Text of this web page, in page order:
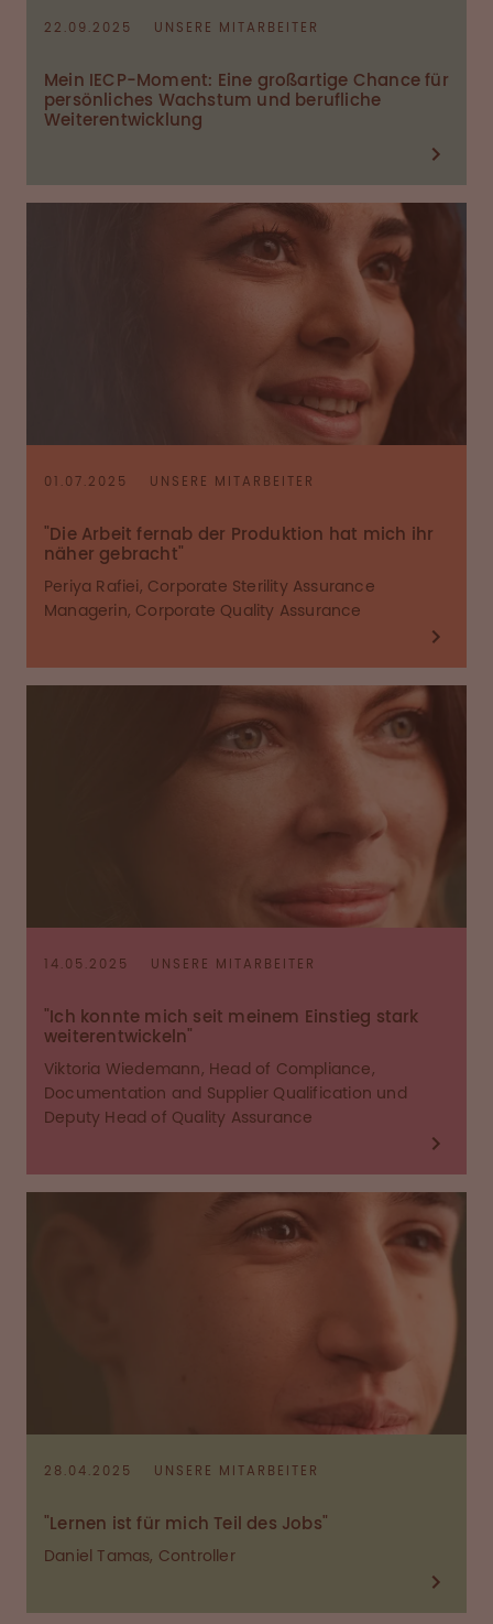
22.09.2025 UNSERE MITARBEITER
Mein IECP-Moment: Eine großartige Chance für
persönliches Wachstum und berufliche
Weiterentwicklung
01.07.2025 UNSERE MITARBEITER
"Die Arbeit fernab der Produktion hat mich ihr
näher gebracht"
Periya Rafiei, Corporate Sterility Assurance
Managerin, Corporate Quality Assurance
14.05.2025 UNSERE MITARBEITER
"Ich konnte mich seit meinem Einstieg stark
weiterentwickeln"
Viktoria Wiedemann, Head of Compliance,
Documentation and Supplier Qualification und
Deputy Head of Quality Assurance
28.04.2025 UNSERE MITARBEITER
"Lernen ist für mich Teil des Jobs"
Daniel Tamas, Controller